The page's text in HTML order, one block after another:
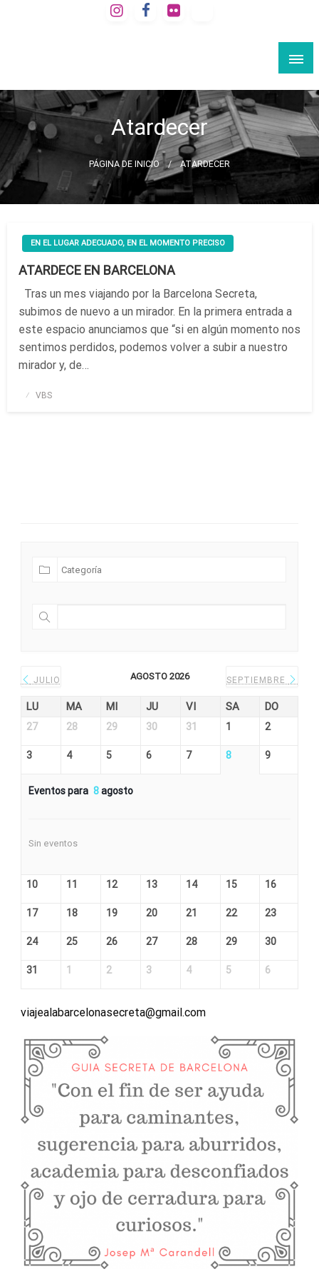
Atardecer
PÁGINA DE INICIO ATARDECER
EN EL LUGAR ADECUADO, EN EL MOMENTO PRECISO
ATARDECE EN BARCELONA
Tras un mes viajando por la Barcelona Secreta,
subimos de nuevo a un mirador. En la primera entrada a
este espacio anunciamos que “si en algún momento nos
sentimos perdidos, podemos volver a subir a nuestro
mirador y, de…
Publicado
VBS
JULIO AGOSTO 2026 SEPTIEMBRE
LU MA MI JU VI SA DO
27 28 29 30 31 1 2
3 4 5 6 7 8 9
Eventos para 8agosto
Sin eventos
10 11 12 13 14 15 16
17 18 19 20 21 22 23
24 25 26 27 28 29 30
31 1 2 3 4 5 6
viajealabarcelonasecreta@gmail.com